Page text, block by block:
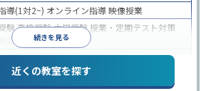
続きを見る
導(1対2~) オンライン指導映像授業
験高校受験大学受験 授業・定期テスト対策
対策
学習習慣の定着
証制度あり授業の振替可能オンライン対応
から受講可能季節講習のみの受講可
近くの教室を探す